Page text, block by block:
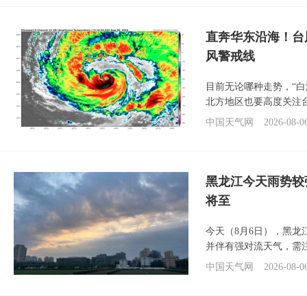
直奔华东沿海！
风警戒线
目前无论哪种走势，“
北方地区也要高度关注
中国天气网
2026-08-
黑龙江今天雨势
将至
今天（8月6日），黑龙
并伴有强对流天气，需
中国天气网
2026-08-